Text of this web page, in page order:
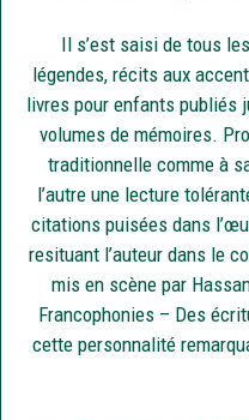
Il s’est saisi de tous
légendes, récits aux
livres pour enfants publiés
volumes de mémoires.
traditionnelle comme à
l’autre une lecture
citations puisées dans
resituant l’auteur dans le
mis en scène par
Francophonies – Des
cette personnalité